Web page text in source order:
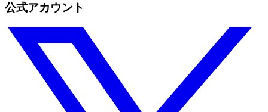
公式アカウント